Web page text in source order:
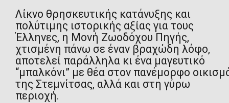
Λίκνο θρησκευτικής κατάνυξης και
πολύτιμης ιστορικής αξίας για τους
Έλληνες, η Μονή Ζωοδόχου Πηγής,
χτισμένη πάνω σε έναν βραχώδη λόφο,
αποτελεί παράλληλα κι ένα μαγευτικό
“μπαλκόνι” με θέα στον πανέμορφο
της Στεμνίτσας, αλλά και στη γύρω
περιοχή.